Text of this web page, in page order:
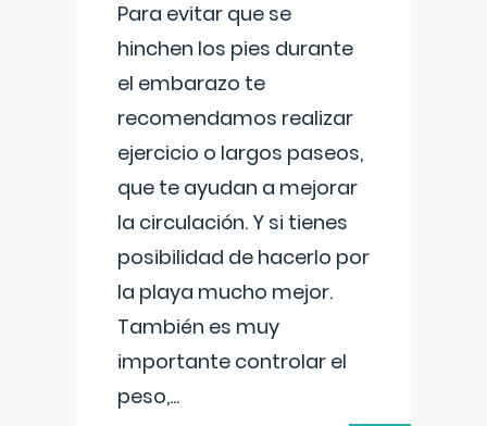
Para evitar que se
hinchen los pies durante
el embarazo te
recomendamos realizar
ejercicio o largos paseos,
que te ayudan a mejorar
la circulación. Y si tienes
posibilidad de hacerlo por
la playa mucho mejor.
También es muy
importante controlar el
peso,...